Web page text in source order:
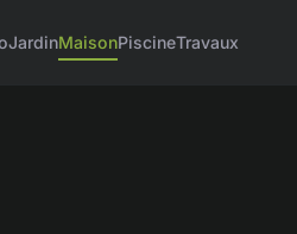
JardinMaisonPiscineTravaux